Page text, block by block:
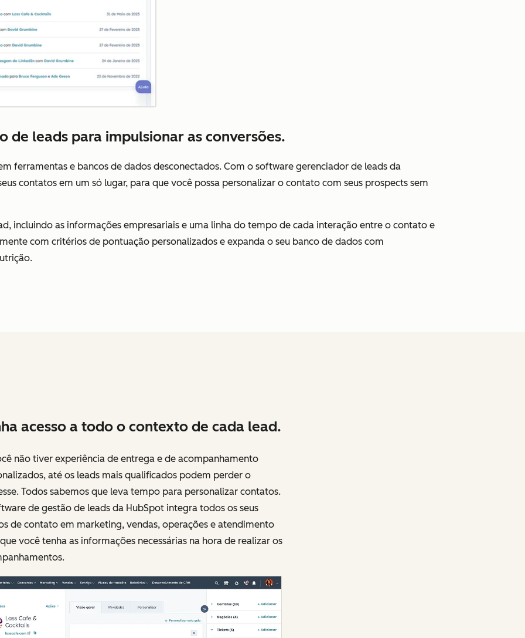
de leads para impulsionar as conversões.
ferramentas e bancos de dados desconectados. Com o software gerenciador de leads da
contatos em um só lugar, para que você possa personalizar o contato com seus prospects sem
incluindo as informações empresariais e uma linha do tempo de cada interação entre o contato e
com critérios de pontuação personalizados e expanda o seu banco de dados com
acesso a todo o contexto de cada lead.
não tiver experiência de entrega e de acompanhamento
até os leads mais qualificados podem perder o
Todos sabemos que leva tempo para personalizar contatos.
de gestão de leads da HubSpot integra todos os seus
de contato em marketing, vendas, operações e atendimento
você tenha as informações necessárias na hora de realizar os